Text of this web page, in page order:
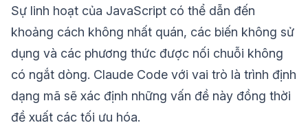
Sự linh hoạt của JavaScript có thể dẫn đến
khoảng cách không nhất quán, các biến không sử
dụng và các phương thức được nối chuỗi không
có ngắt dòng. Claude Code với vai trò là trình định
dạng mã sẽ xác định những vấn đề này đồng thời
đề xuất các tối ưu hóa.